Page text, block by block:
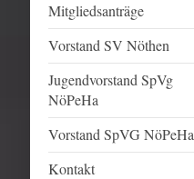
Mitgliedsanträge
Vorstand SV Nöthen
Jugendvorstand SpVg
NöPeHa
Vorstand SpVG NöPeHa
Kontakt